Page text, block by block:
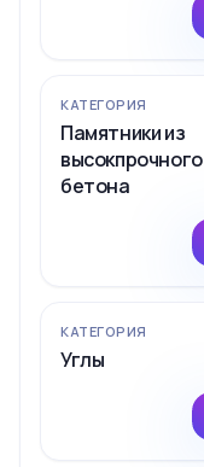
КАТЕГОРИЯ
Памятники из
высокпрочного
бетона
КАТЕГОРИЯ
Углы